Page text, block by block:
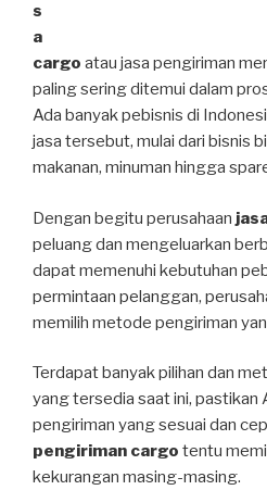
s
a
cargo atau jasa pengiriman
paling sering ditemui dalam
Ada banyak pebisnis di
jasa tersebut, mulai dari bisnis
makanan, minuman hingga
Dengan begitu perusahaan
peluang dan mengeluarkan
dapat memenuhi kebutuhan
permintaan pelanggan,
memilih metode pengiriman
Terdapat banyak pilihan dan
yang tersedia saat ini, pastikan
pengiriman yang sesuai dan
pengiriman cargo tentu
kekurangan masing-masing.